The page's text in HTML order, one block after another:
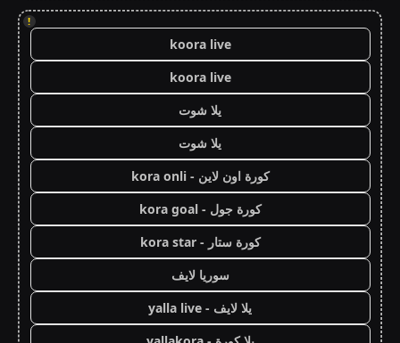
!
koora live
koora live
يلا شوت
يلا شوت
كورة اون لاين - kora onli
كورة جول - kora goal
كورة ستار - kora star
سوريا لايف
يلا لايف - yalla live